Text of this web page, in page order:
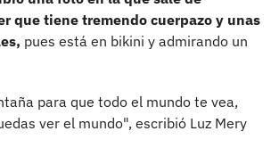
que tiene tremendo cuerpazo y unas
pues está en bikini y admirando un
para que todo el mundo te vea,
ver el mundo", escribió Luz Mery